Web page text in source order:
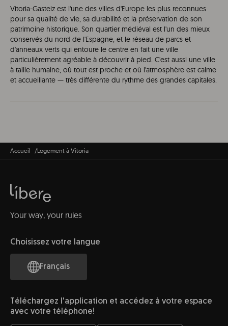
Vitoria-Gasteiz est l'une des villes d'Europe les plus reconnues
pour sa qualité de vie, sa durabilité et la préservation de son
patrimoine historique. Son quartier médiéval est l'un des mieux
conservés du nord de l'Espagne, et le réseau de parcs et
d'anneaux verts qui entoure le centre en fait une ville
particulièrement agréable à découvrir à pied. C'est aussi une ville
à taille humaine, où tout est proche et où l'atmosphère est calme
et accueillante — très différente du rythme des grandes capitales.
Accueil Logement à Vitoria
Your way, your rules
Choisissez votre langue
Français
Téléchargez l'application et accédez à votre espace
avec votre téléphone!